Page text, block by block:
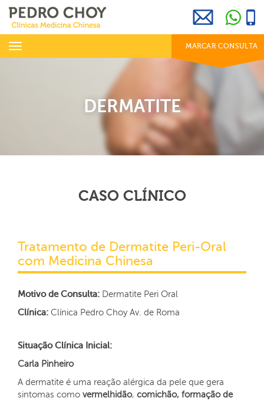
info@clinicaspedrochoy.com 969 800 001
dias úteis das 8h às 20h
Toggle
MARCAR CONSULTA
DERMATITE
CASO CLÍNICO
Tratamento de Dermatite Peri-Oral
com Medicina Chinesa
Motivo de Consulta: Dermatite Peri Oral
Clínica: Clínica Pedro Choy Av. de Roma
Situação Clínica Inicial:
Carla Pinheiro
A dermatite é uma reação alérgica da pele que gera
sintomas como vermelhidão, comichão, formação de